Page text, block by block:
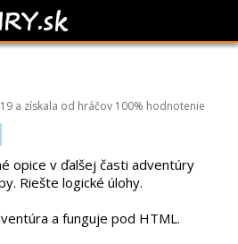
GO HAPPY
a získala od hráčov 100% hodnotenie
opice v ďalšej časti adventúry
Riešte logické úlohy.
a funguje pod HTML.